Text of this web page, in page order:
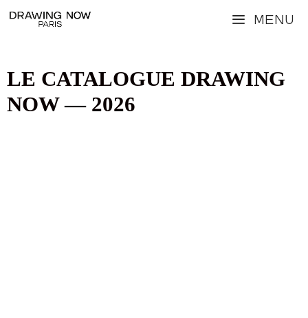
Aller
au
Menu
LE CATALOGUE DRAWING
NOW — 2026